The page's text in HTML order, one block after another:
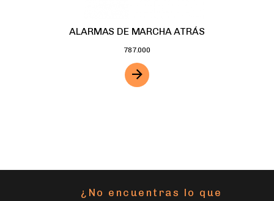
ALARMAS DE MARCHA ATRÁS
787.000
¿No encuentras lo que